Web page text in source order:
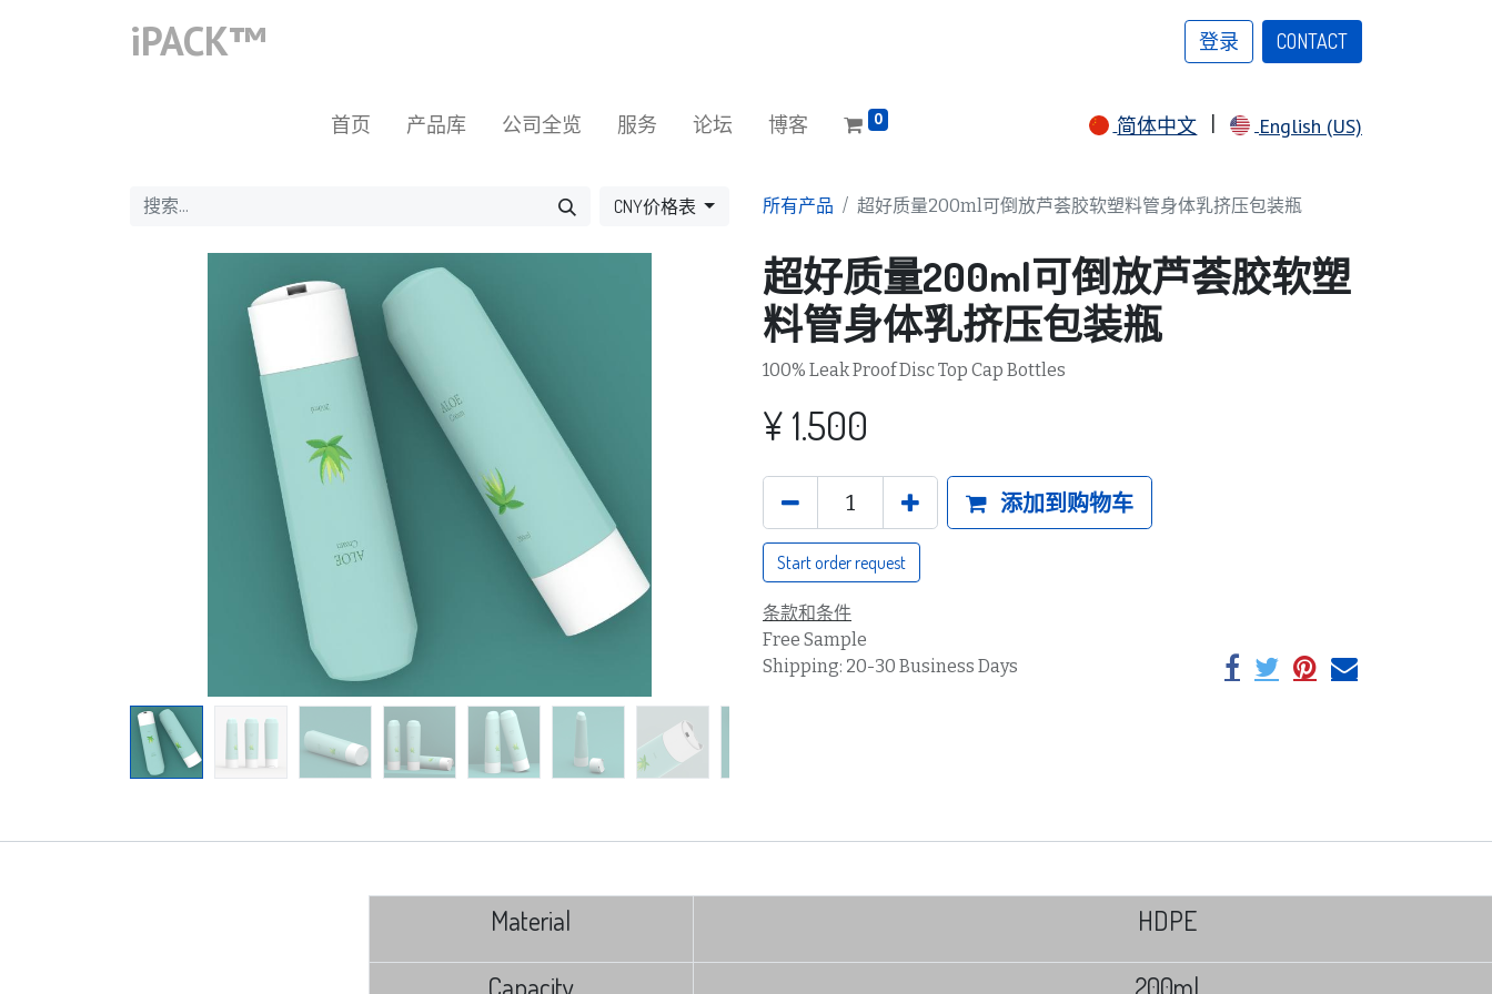
iPACK™ 登录 CONTACT​​​​​​​​​​
首页 产品库 公司全览 服务 论坛 博客 0 简体中文 English (US)
CNY价格表 所有产品 超好质量200ml可倒放芦荟胶软塑料管身体乳挤压包装瓶
超好质量200ml可倒放芦荟胶软塑
料管身体乳挤压包装瓶
100% Leak Proof Disc Top Cap Bottles
¥1.500
添加到购物车
Start order request
条款和条件
Free Sample
Shipping: 20-30 Business Days
Material
HDPE
Capacity
200ml